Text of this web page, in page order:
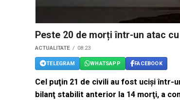
Peste 20 de morți într-un atac
ACTUALITATE 08:23
TELEGRAM WHATSAPP FACEBOOK
Cel puţin 21 de civili au fost ucişi într-
bilanţ stabilit anterior la 14 morţi, a